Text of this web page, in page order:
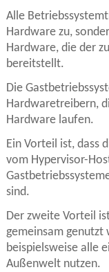
Alle
Hardware zu,
Hardware, die der
bereitstellt.
Die
Hardwaretreibern,
Hardware laufen.
Ein Vorteil ist, dass
vom Hypervisor-
sind.
Der zweite Vorteil
gemeinsam genutzt
beispielsweise alle
Außenwelt nutzen.